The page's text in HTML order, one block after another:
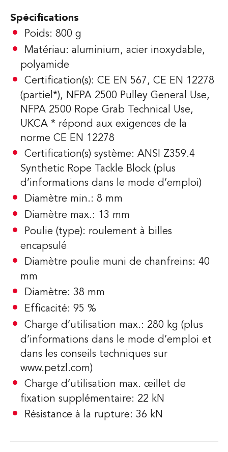
Spécifications
Poids: 800 g
Matériau: aluminium, acier inoxydable,
polyamide
Certification(s): CE EN 567, CE EN 12278
(partiel*), NFPA 2500 Pulley General Use,
NFPA 2500 Rope Grab Technical Use,
UKCA * répond aux exigences de la
norme CE EN 12278
Certification(s) système: ANSI Z359.4
Synthetic Rope Tackle Block (plus
d’informations dans le mode d’emploi)
Diamètre min.: 8 mm
Diamètre max.: 13 mm
Poulie (type): roulement à billes
encapsulé
Diamètre poulie muni de chanfreins: 40
mm
Diamètre: 38 mm
Efficacité: 95 %
Charge d’utilisation max.: 280 kg (plus
d’informations dans le mode d’emploi et
dans les conseils techniques sur
www.petzl.com)
Charge d’utilisation max. œillet de
fixation supplémentaire: 22 kN
Résistance à la rupture: 36 kN